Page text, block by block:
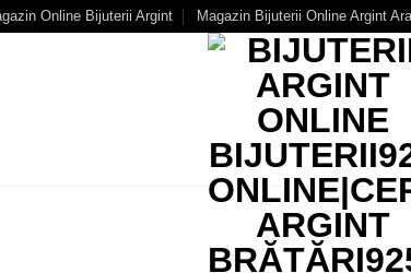
Online Bijuterii Argint Magazin Bijuterii Online Argint